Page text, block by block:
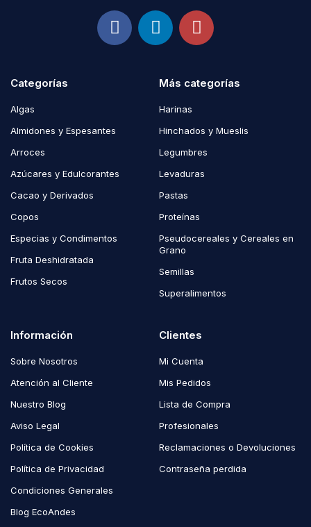
Categorías
Algas
Almidones y Espesantes
Arroces
Azúcares y Edulcorantes
Cacao y Derivados
Copos
Especias y Condimentos
Fruta Deshidratada
Frutos Secos
Más categorías
Harinas
Hinchados y Mueslis
Legumbres
Levaduras
Pastas
Proteínas
Pseudocereales y Cereales en
Grano
Semillas
Superalimentos
Información
Sobre Nosotros
Atención al Cliente
Nuestro Blog
Aviso Legal
Política de Cookies
Política de Privacidad
Condiciones Generales
Blog EcoAndes
Clientes
Mi Cuenta
Mis Pedidos
Lista de Compra
Profesionales
Reclamaciones o Devoluciones
Contraseña perdida